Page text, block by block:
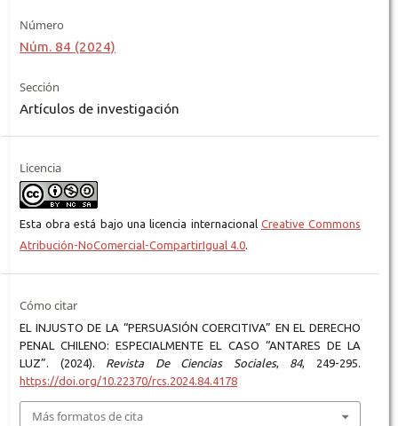
Número
Núm. 84 (2024)
Sección
Artículos de investigación
Licencia
Esta obra está bajo una licencia internacional Creative Commons
Atribución-NoComercial-CompartirIgual 4.0.
Cómo citar
EL INJUSTO DE LA “PERSUASIÓN COERCITIVA” EN EL DERECHO
PENAL CHILENO: ESPECIALMENTE EL CASO “ANTARES DE LA
LUZ”. (2024). Revista De Ciencias Sociales, 84, 249-295.
https://doi.org/10.22370/rcs.2024.84.4178
Más formatos de cita